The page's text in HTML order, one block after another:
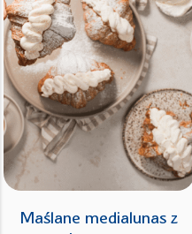
Maślane medialunas z